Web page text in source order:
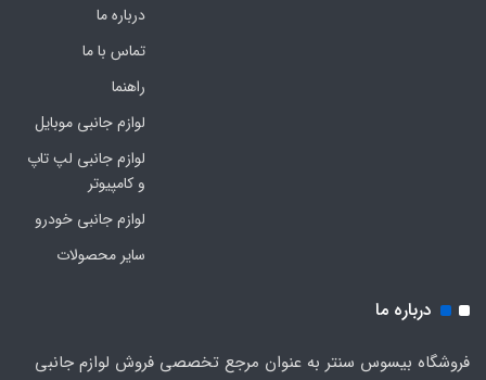
درباره ما
تماس با ما
راهنما
لوازم جانبی موبایل
لوازم جانبی لپ تاپ
و کامپیوتر
لوازم جانبی خودرو
سایر محصولات
درباره ما
فروشگاه بیسوس سنتر به عنوان مرجع تخصصی فروش لوازم جانبی